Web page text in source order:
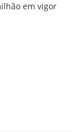
em vigor